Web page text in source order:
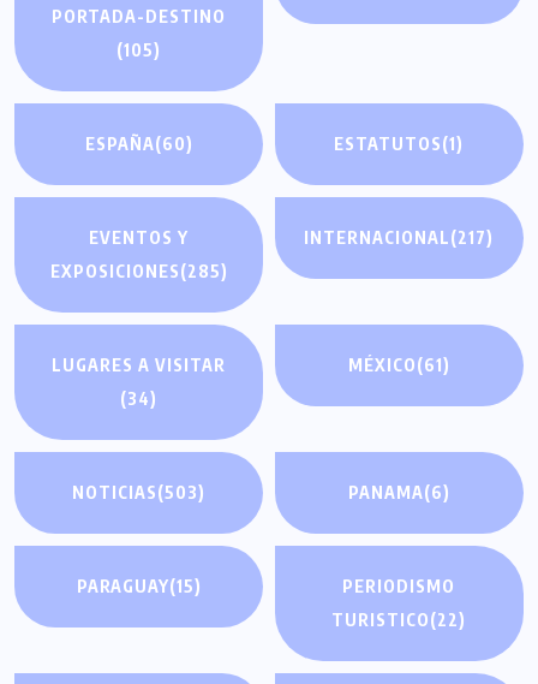
PORTADA-DESTINO
(105)
ESPAÑA(60) ESTATUTOS(1)
EVENTOS Y
EXPOSICIONES(285)
INTERNACIONAL(217)
LUGARES A VISITAR
(34)
MÉXICO(61)
NOTICIAS(503) PANAMA(6)
PARAGUAY(15)
PERIODISMO
TURISTICO(22)